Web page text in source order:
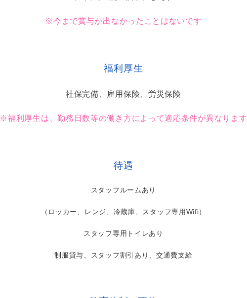
※今まで賞与が出なかったことはないです
福利厚生
社保完備、雇用保険、労災保険
※福利厚生は、勤務日数等の働き方によって適応条件が異なります
待遇
スタッフルームあり
（ロッカー、レンジ、冷蔵庫、スタッフ専用Wifi）
スタッフ専用トイレあり
制服貸与、スタッフ割引あり、交通費支給